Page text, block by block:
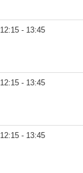
12:15 - 13:45
12:15 - 13:45
12:15 - 13:45